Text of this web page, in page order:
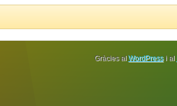
Gràcies al WordPressi al